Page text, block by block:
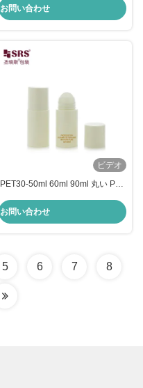
ー ボトル アプリケーション
お問い合わせ
ビデオ
PET30-50ml 60ml 90ml 丸い PET
ロールオンジェル ボトル
お問い合わせ
5 6 7 8